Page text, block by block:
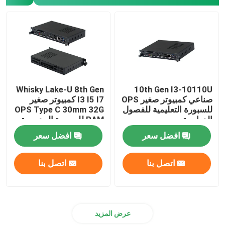
اللوحة الأم جدار الحماية
اللوحة الأم للكمبيوتر الشخصي OPS
اللوحة الصناعية للكمبيوتر الشخصي
التعدين PC اللوحة الأم
10th Gen I3-10110U
صناعي كمبيوتر صغير OPS
للسبورة التعليمية للفصول
الدراسية
افضل سعر
اتصل بنا
Whisky Lake-U 8th Gen
I3 I5 I7 كمبيوتر صغير
OPS Type C 30mm 32G
RAM للسبورة المدرسية
افضل سعر
اتصل بنا
عرض المزيد